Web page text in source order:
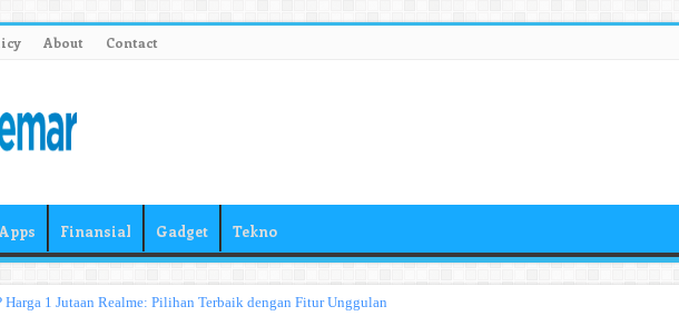
About Contact
Apps Finansial Gadget Tekno
Harga 1 Jutaan Realme: Pilihan Terbaik dengan Fitur Unggulan